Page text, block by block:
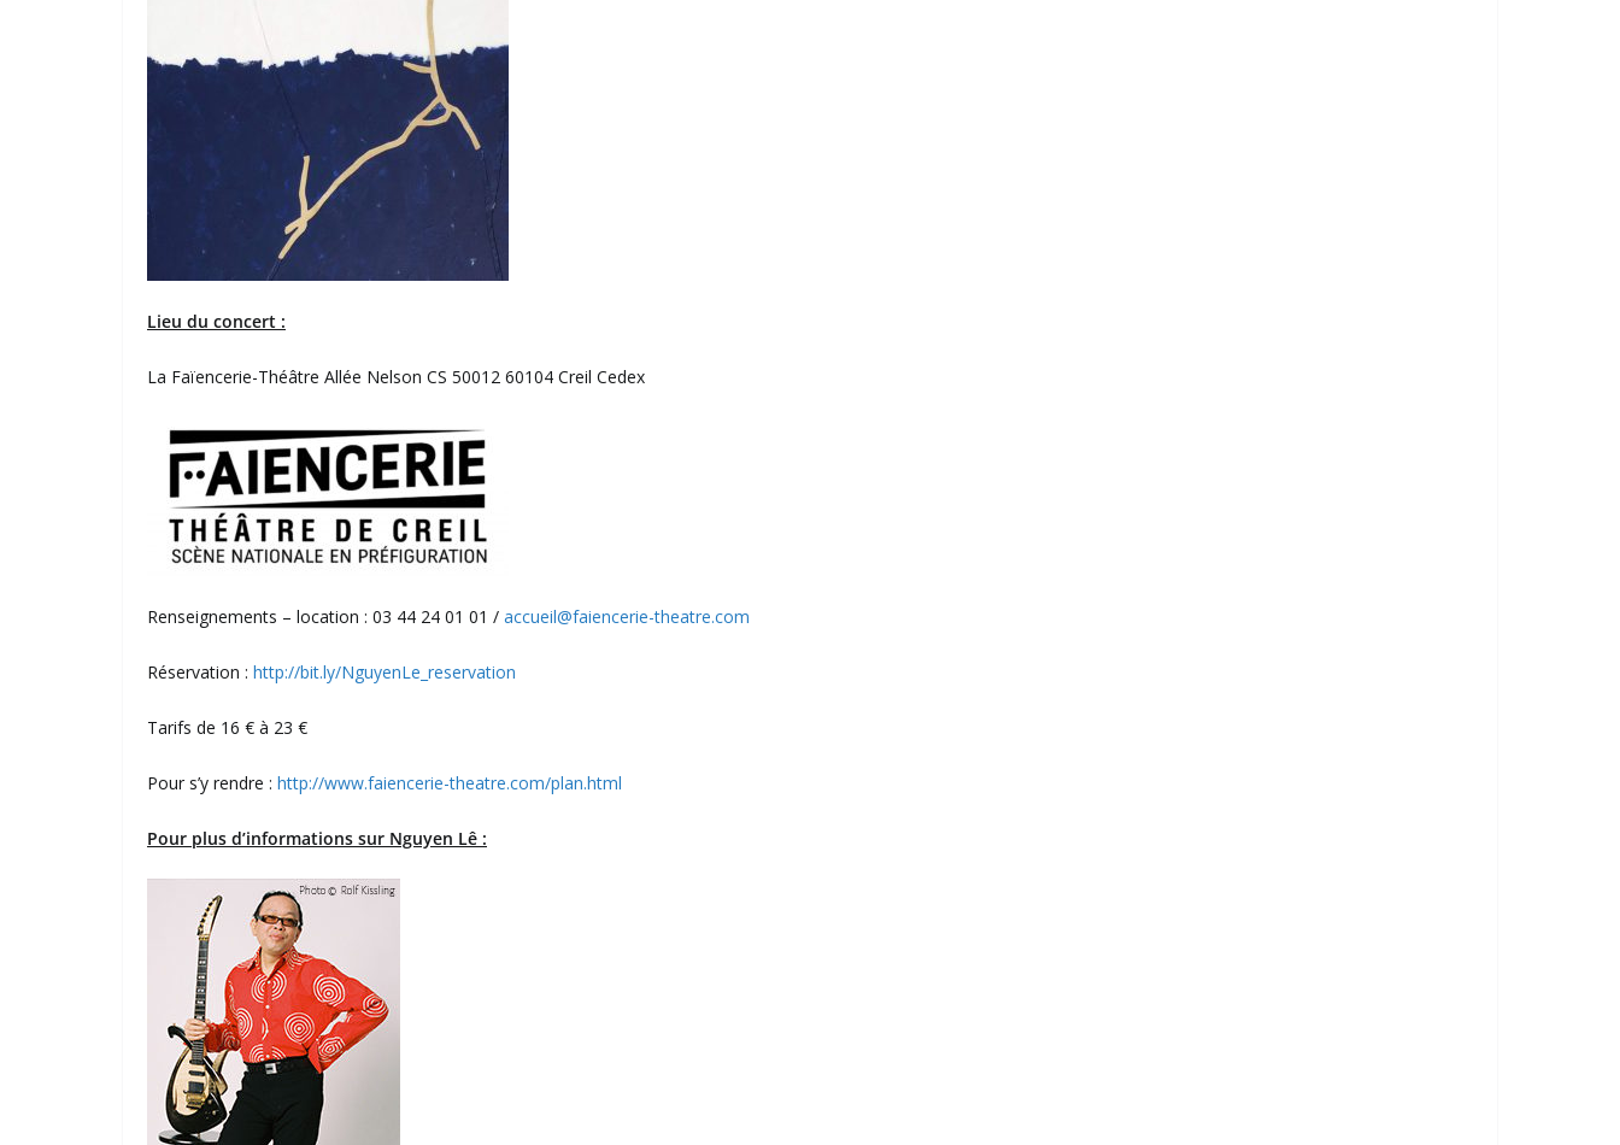
Lieu du concert :
La Faïencerie-Théâtre Allée Nelson CS 50012 60104 Creil Cedex
Renseignements – location : 03 44 24 01 01 / accueil@faiencerie-theatre.com
Réservation : http://bit.ly/NguyenLe_reservation
Tarifs de 16 € à 23 €
Pour s’y rendre : http://www.faiencerie-theatre.com/plan.html
Pour plus d’informations sur Nguyen Lê :